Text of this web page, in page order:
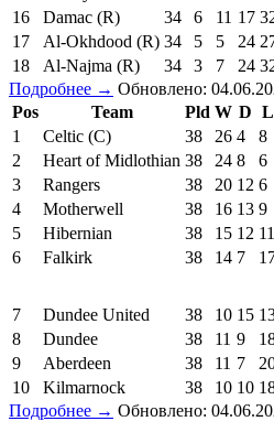
16
Damac (R) 34 6 11 17
17
Al-Okhdood (R) 34 5 5 24
18
Al-Najma (R) 34 3 7 24
Подробнее → Обновлено:
Pos
Team Pld W D L
1
Celtic (C) 38 26 4 8
2
Heart of Midlothian 38 24 8 6
3
Rangers 38 20 12 6
4
Motherwell 38 16 13 9
5
Hibernian 38 15 12 11
6
Falkirk 38 14 7
7 Dundee United 38 10 15
8
Dundee 38 11 9
9
Aberdeen 38 11 7
10
Kilmarnock 38 10 10
Подробнее → Обновлено: